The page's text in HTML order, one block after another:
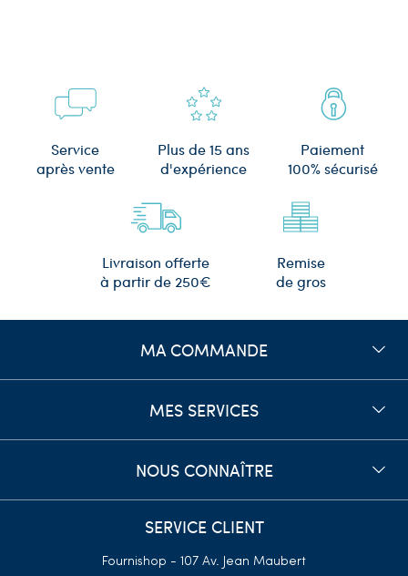
Service
après vente
Plus de 15 ans
d'expérience
Paiement
100% sécurisé
Livraison offerte
à partir de 250€
Remise
de gros
MA COMMANDE
MES SERVICES
NOUS CONNAÎTRE
SERVICE CLIENT
Fournishop - 107 Av. Jean Maubert